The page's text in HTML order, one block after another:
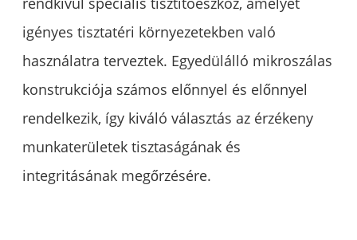
igényes tisztatéri környezetekben való
használatra terveztek. Egyedülálló mikroszálas
konstrukciója számos előnnyel és előnnyel
rendelkezik, így kiváló választás az érzékeny
munkaterületek tisztaságának és
integritásának megőrzésére.